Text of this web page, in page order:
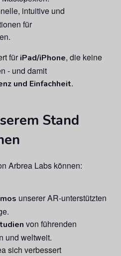
intuitive und
für
für iPad/iPhone, die keine
- und damit
und Einfachheit.
Stand
Arbrea Labs können:
unserer AR-unterstützten
von führenden
und weltweit.
sich verbessert